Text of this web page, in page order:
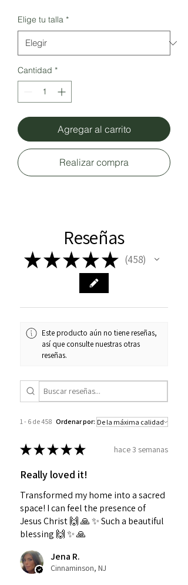
Elige tu talla *
Cantidad *
Agregar al carrito
Realizar compra
Reseñas
★★★★★ 458
458
Este producto aún no tiene reseñas,
así que consulte nuestras otras
reseñas.
1 - 6 de 458 Ordenar por:
★★★★★ hace 3 semanas
Really loved it!
Transformed my home into a sacred
space! I can feel the presence of
Jesus Christ 🙌 🙏 ✨️ Such a beautiful
blessing 🙌 ✨️ 🙏
Jena R.
Cinnaminson, NJ